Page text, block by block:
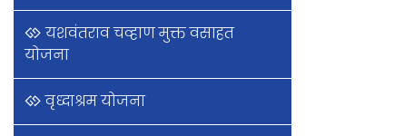
यशवंतराव चव्हाण मुक्त वसाहत
योजना
वृध्दाश्रम योजना